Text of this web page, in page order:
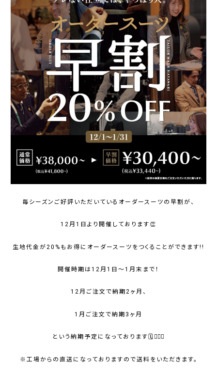
毎シーズンご好評いただいているオーダースーツの早割が、
12月1日より開催しております👏
生地代金が20%もお得にオーダースーツをつくることができます!!
開催時期は12月1日〜1月末まで！
12月ご注文で納期2ヶ月、
1月ご注文で納期3ヶ月
という納期予定になっております🗓️💁🏻‍♀️
※工場からの直送になっておりますので送料をいただきます。